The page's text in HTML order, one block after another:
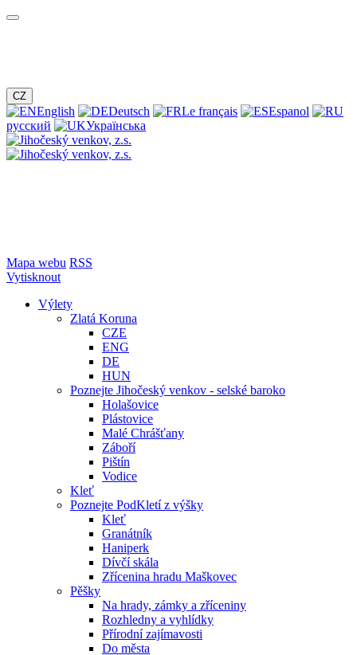
CZ
English Deutsch Le français
Espanol
русский
Українська
Mapa webu RSS
Vytisknout
Výlety
Zlatá Koruna
CZE
ENG
DE
HUN
Poznejte Jihočeský venkov - selské baroko
Holašovice
Plástovice
Malé Chrášťany
Záboří
Pištín
Vodice
Kleť
Poznejte PodKletí z výšky
Kleť
Granátník
Haniperk
Dívčí skála
Zřícenina hradu Maškovec
Pěšky
Na hrady, zámky a zříceniny
Rozhledny a vyhlídky
Přírodní zajímavosti
Do města